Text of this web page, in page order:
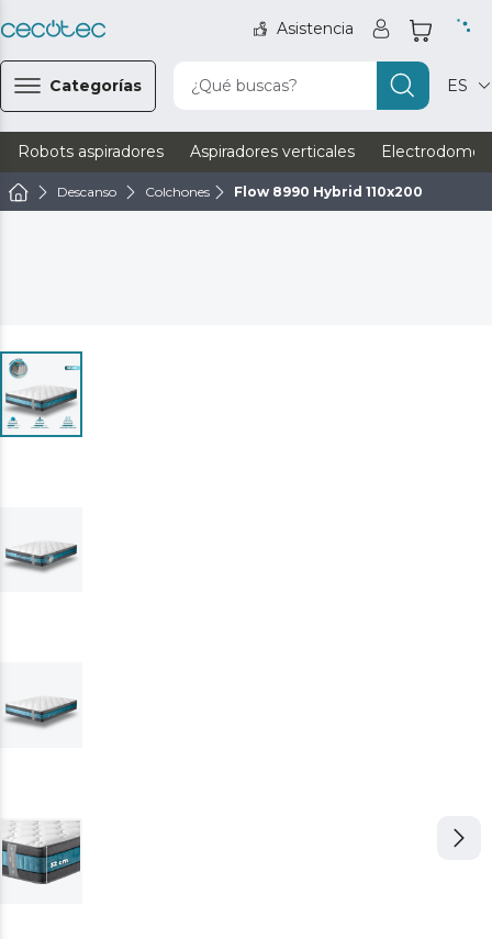
Asistencia
Categorías ¿Qué buscas? ES
Robots aspiradores Aspiradores verticales
Descanso Colchones Flow 8990 Hybrid 110x200